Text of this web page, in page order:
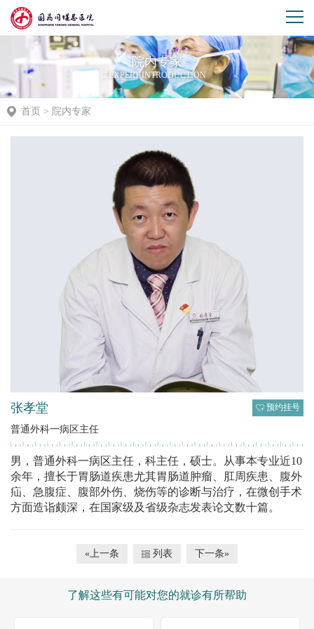
院内专家
EXPERT INTRODUCTION
首页 > 院内专家
张孝堂 预约挂号
普通外科一病区主任
男，普通外科一病区主任，科主任，硕士。从事本专业近10
余年，擅长于胃肠道疾患尤其胃肠道肿瘤、肛周疾患、腹外
疝、急腹症、腹部外伤、烧伤等的诊断与治疗，在微创手术
方面造诣颇深，在国家级及省级杂志发表论文数十篇。
«上一条 列表 下一条»
了解这些有可能对您的就诊有所帮助